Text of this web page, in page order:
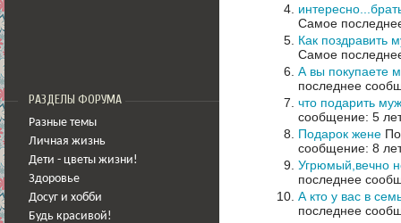
РАЗДЕЛЫ ФОРУМА
Разные темы
Личная жизнь
Дети - цветы жизни!
Здоровье
Досуг и хобби
Будь красивой!
Самое
Как поздравить
Самое
А вы покупаете
последнее
что подарить
сообщение: 5
Подарок жене
сообщение: 8
Угрюмый,вечно
последнее
А кто у вас в
последнее